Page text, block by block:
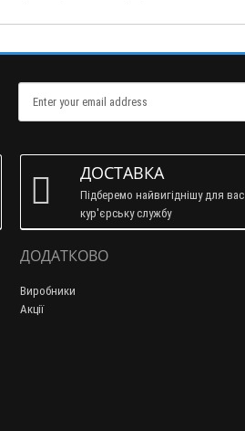
ДОСТАВКА
Підберемо найвигіднішу для вас
кур'єрську службу
ДОДАТКОВО
Виробники
Акції